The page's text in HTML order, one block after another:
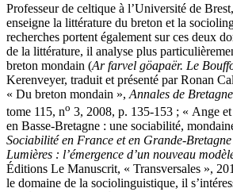
Professeur de celtique à l’Université de
enseigne la littérature du breton et la
recherches portent également sur ces deux
de la littérature, il analyse plus
breton mondain (Ar farvel göapaër. Le
Kerenveyer, traduit et présenté par Ronan
« Du breton mondain », Annales de
tome 115, no 3, 2008, p. 135-153 ; « Ange
en Basse-Bretagne : une sociabilité,
Sociabilité en France et en Grande-Bretagne
Lumières : l’émergence d’un nouveau
Éditions Le Manuscrit, « Transversales »,
le domaine de la sociolinguistique, il